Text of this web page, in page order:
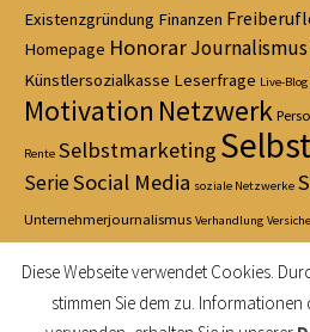
Existenzgründung Finanzen
Homepage HonorarJournalismus
Künstlersozialkasse Leserfrage Live-Blog
Motivation Netzwerk
Rente Selbstmarketing
SerieSocial Media soziale Netzwerke
Unternehmerjournalismus Verhandlung
Diese Webseite verwendet Cookies.
stimmen Sie dem zu.